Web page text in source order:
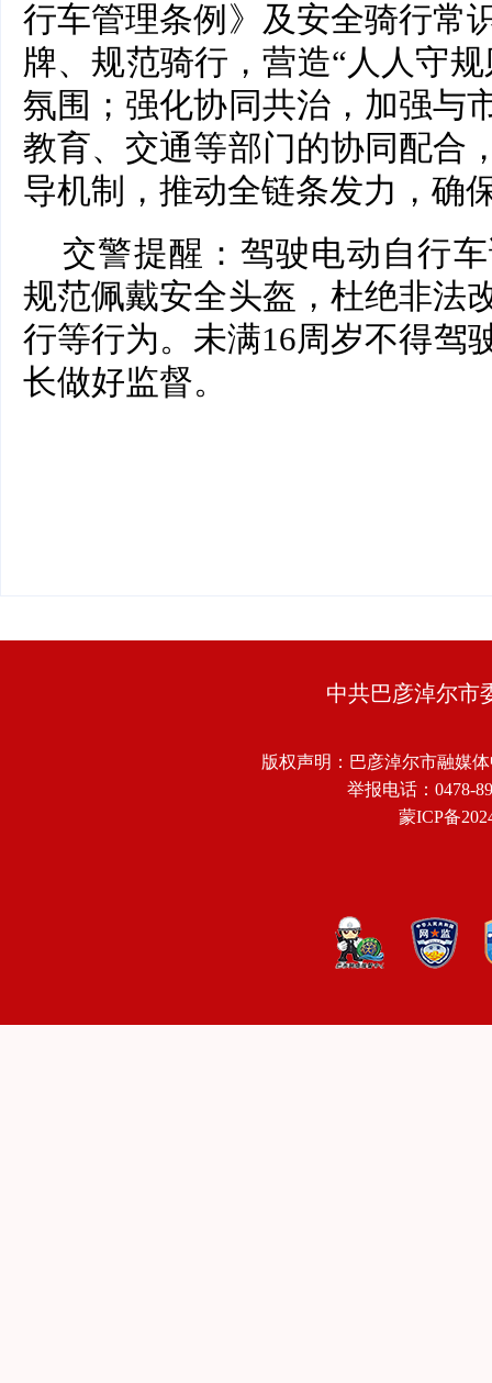
行车管理条例》及安全骑行常
牌、规范骑行，营造“人人守
氛围；强化协同共治，加强与
教育、交通等部门的协同配合
导机制，推动全链条发力，确
交警提醒：驾驶电动自行
规范佩戴安全头盔，杜绝非法
行等行为。未满16周岁不得驾
长做好监督。
中共巴彦淖尔市
版权声明：巴彦淖尔市融媒
举报电话：0478-
蒙ICP备